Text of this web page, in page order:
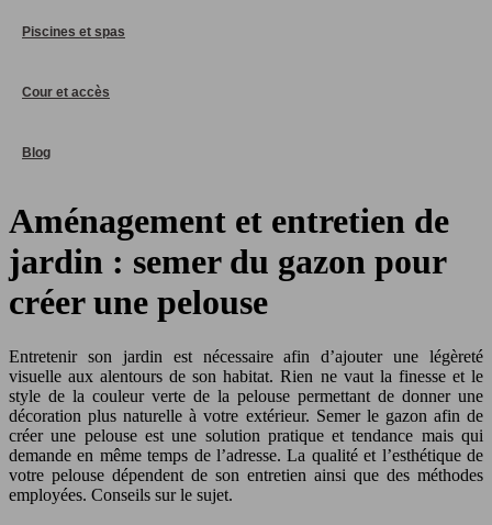
Piscines et spas
Cour et accès
Blog
Aménagement et entretien de
jardin : semer du gazon pour
créer une pelouse
Entretenir son jardin est nécessaire afin d’ajouter une légèreté
visuelle aux alentours de son habitat. Rien ne vaut la finesse et le
style de la couleur verte de la pelouse permettant de donner une
décoration plus naturelle à votre extérieur. Semer le gazon afin de
créer une pelouse est une solution pratique et tendance mais qui
demande en même temps de l’adresse. La qualité et l’esthétique de
votre pelouse dépendent de son entretien ainsi que des méthodes
employées. Conseils sur le sujet.